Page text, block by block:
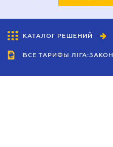
КАТАЛОГ РЕШЕНИЙ
ВСЕ ТАРИФЫ ЛІГА:ЗАКОН